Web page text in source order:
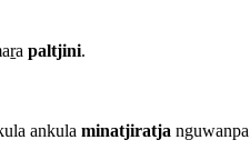
paltjini.
ankula minatjiratja